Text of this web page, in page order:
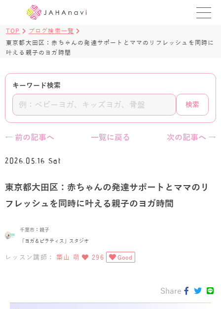
ヨガ資格講座 ›
ログイン
TOP
ブログ検索一覧
東京都大田区：赤ちゃんの発達サポートとママのリフレッシュを同時に
叶える親子のヨガ時間
キーワード検索
検索
← 前の記事へ 一覧に戻る 次の記事へ →
2026.05.16 Sat
東京都大田区：赤ちゃんの発達サポートとママのリ
フレッシュを同時に叶える親子のヨガ時間
千葉市：親子
「ヨガ＆ピラティス」スタジオ
レッスン講師： 築山 萌 296 Good
Share